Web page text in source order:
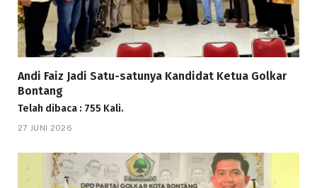
Andi Faiz Jadi Satu-satunya Kandidat Ketua Golkar
Bontang
Telah dibaca : 755 Kali.
27 JUNI 2026